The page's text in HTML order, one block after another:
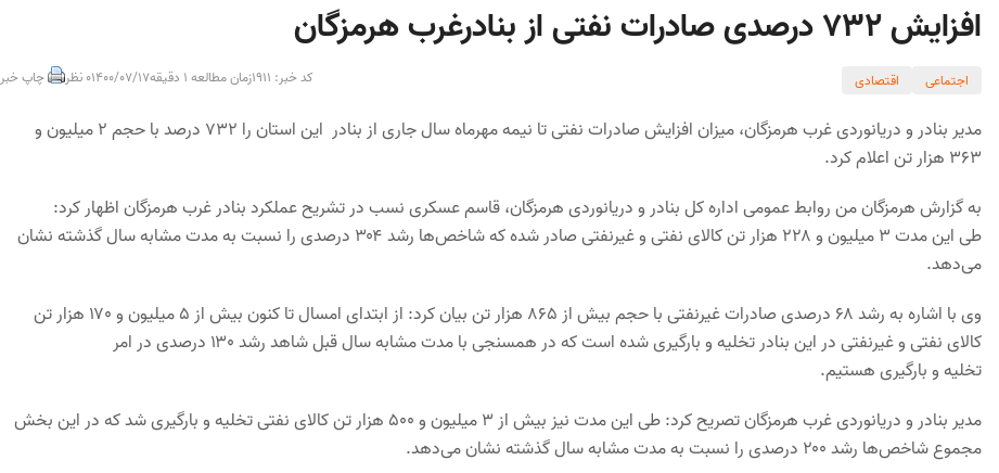
افزایش ۷۳۲ درصدی صادرات نفتی از بنادرغرب هرمزگان
اجتماعی اقتصادی کد خبر: 1911 زمان مطالعه 1 دقیقه 1400/07/170 نظر چاپ خبر
مدیر بنادر و دریانوردی غرب هرمزگان، میزان افزایش صادرات نفتی تا نیمه مهرماه سال جاری از بنادر این استان را ۷۳۲ درصد با حجم ۲ میلیون و
۳۶۳ هزار تن اعلام کرد.
به گزارش هرمزگان من روابط عمومی اداره کل بنادر و دریانوردی هرمزگان، قاسم عسکری نسب در تشریح عملکرد بنادر غرب هرمزگان اظهار کرد:
طی این مدت ۳ میلیون و ۲۲۸ هزار تن کالای نفتی و غیرنفتی صادر شده که شاخص‌ها رشد ۳۰۴ درصدی را نسبت به مدت مشابه سال گذشته نشان
می‌دهد.
وی با اشاره به رشد ۶۸ درصدی صادرات غیرنفتی با حجم بیش از ۸۶۵ هزار تن بیان کرد: از ابتدای امسال تا کنون بیش از ۵ میلیون و ۱۷۰ هزار تن
کالای نفتی و غیرنفتی در این بنادر تخلیه و بارگیری شده است که در همسنجی با مدت مشابه سال قبل شاهد رشد ۱۳۰ درصدی در امر
تخلیه و بارگیری هستیم.
مدیر بنادر و دریانوردی غرب هرمزگان تصریح کرد: طی این مدت نیز بیش از ۳ میلیون و ۵۰۰ هزار تن کالای نفتی تخلیه و بارگیری شد که در این بخش
مجموع شاخص‌ها رشد ۲۰۰ درصدی را نسبت به مدت مشابه سال گذشته نشان می‌دهد.